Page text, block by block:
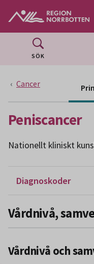
SÖK
Cancer
Peniscancer
Nationellt kliniskt
Diagnoskoder
Vårdnivå,
Vårdnivå och